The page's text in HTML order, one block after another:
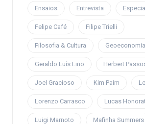
Ensaios Entrevista Especial
Felipe Café Filipe Trielli
Filosofia & Cultura Geoeconomia
Geraldo Luís Lino Herbert
Joel Gracioso Kim Paim
Lorenzo Carrasco Lucas
Luigi Marnoto Mafinha Summers